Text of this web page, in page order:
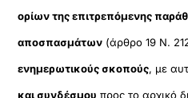
ορίων της επιτρεπόμενης
αποσπασμάτων (άρθρο 19 Ν.
ενημερωτικούς σκοπούς, με
και συνδέσμου προς το αρχικό